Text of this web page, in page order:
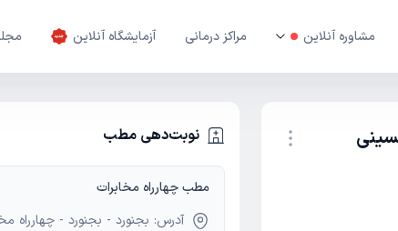
مشاوره آنلاین مراکز درمانی آزمایشگاه آنلاین
نوبت‌دهی مطب
مطب چهارراه مخابرات
آدرس: بجنورد - بجنورد - چهارراه